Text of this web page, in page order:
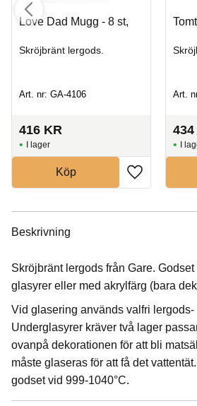
Love Dad Mugg - 8 st,
Skröjbränt lergods.
Art. nr: GA-4106
416 KR
I lager
Köp
Art.
434
I
Beskrivning
Skröjbränt lergods från Gare.
glasyrer eller med akrylfärg (bara
Vid glasering används valfri lergods-
Underglasyrer kräver två lager
ovanpå dekorationen för att bli
måste glaseras för att få det
godset vid 999-1040°C.